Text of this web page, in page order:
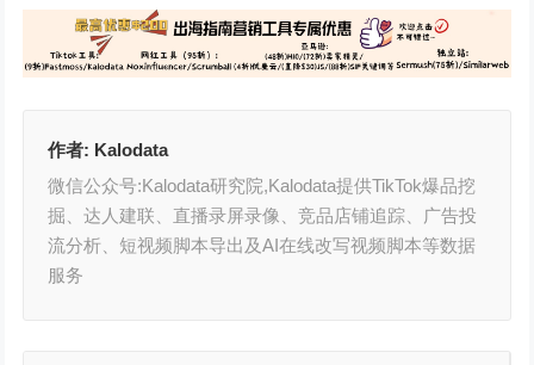
作者: Kalodata
微信公众号:Kalodata研究院,Kalodata提供TikTok爆品挖
掘、达人建联、直播录屏录像、竞品店铺追踪、广告投
流分析、短视频脚本导出及AI在线改写视频脚本等数据
服务